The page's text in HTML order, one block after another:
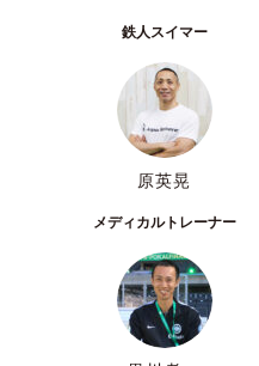
鉄人スイマー
原英晃
メディカルトレーナー